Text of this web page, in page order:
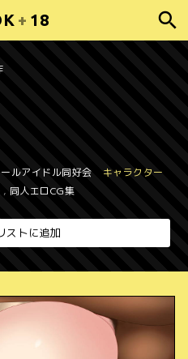
+ 18
ルアイドル同好会
キャラクター
, 同人エロCG集
ストに追加